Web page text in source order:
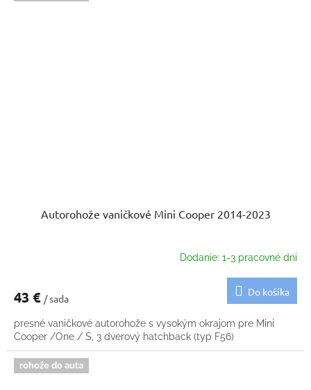
Autorohože vaničkové Mini Cooper 2014-2023
Dodanie: 1-3 pracovné dni
43 € / sada
Do košíka
presné vaničkové autorohože s vysokým okrajom pre Mini
Cooper /One / S, 3 dverový hatchback (typ F56)
rohože do auta